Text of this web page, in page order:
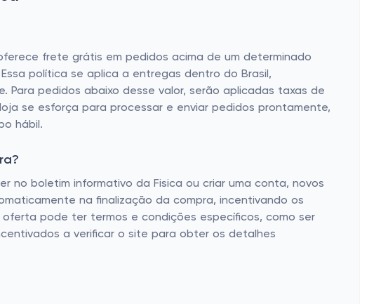
frete grátis em pedidos acima de um determinado
política se aplica a entregas dentro do Brasil,
pedidos abaixo desse valor, serão aplicadas taxas de
se esforça para processar e enviar pedidos prontamente,
hábil.
no boletim informativo da Fisica ou criar uma conta, novos
na finalização da compra, incentivando os
pode ter termos e condições específicos, como ser
a verificar o site para obter os detalhes